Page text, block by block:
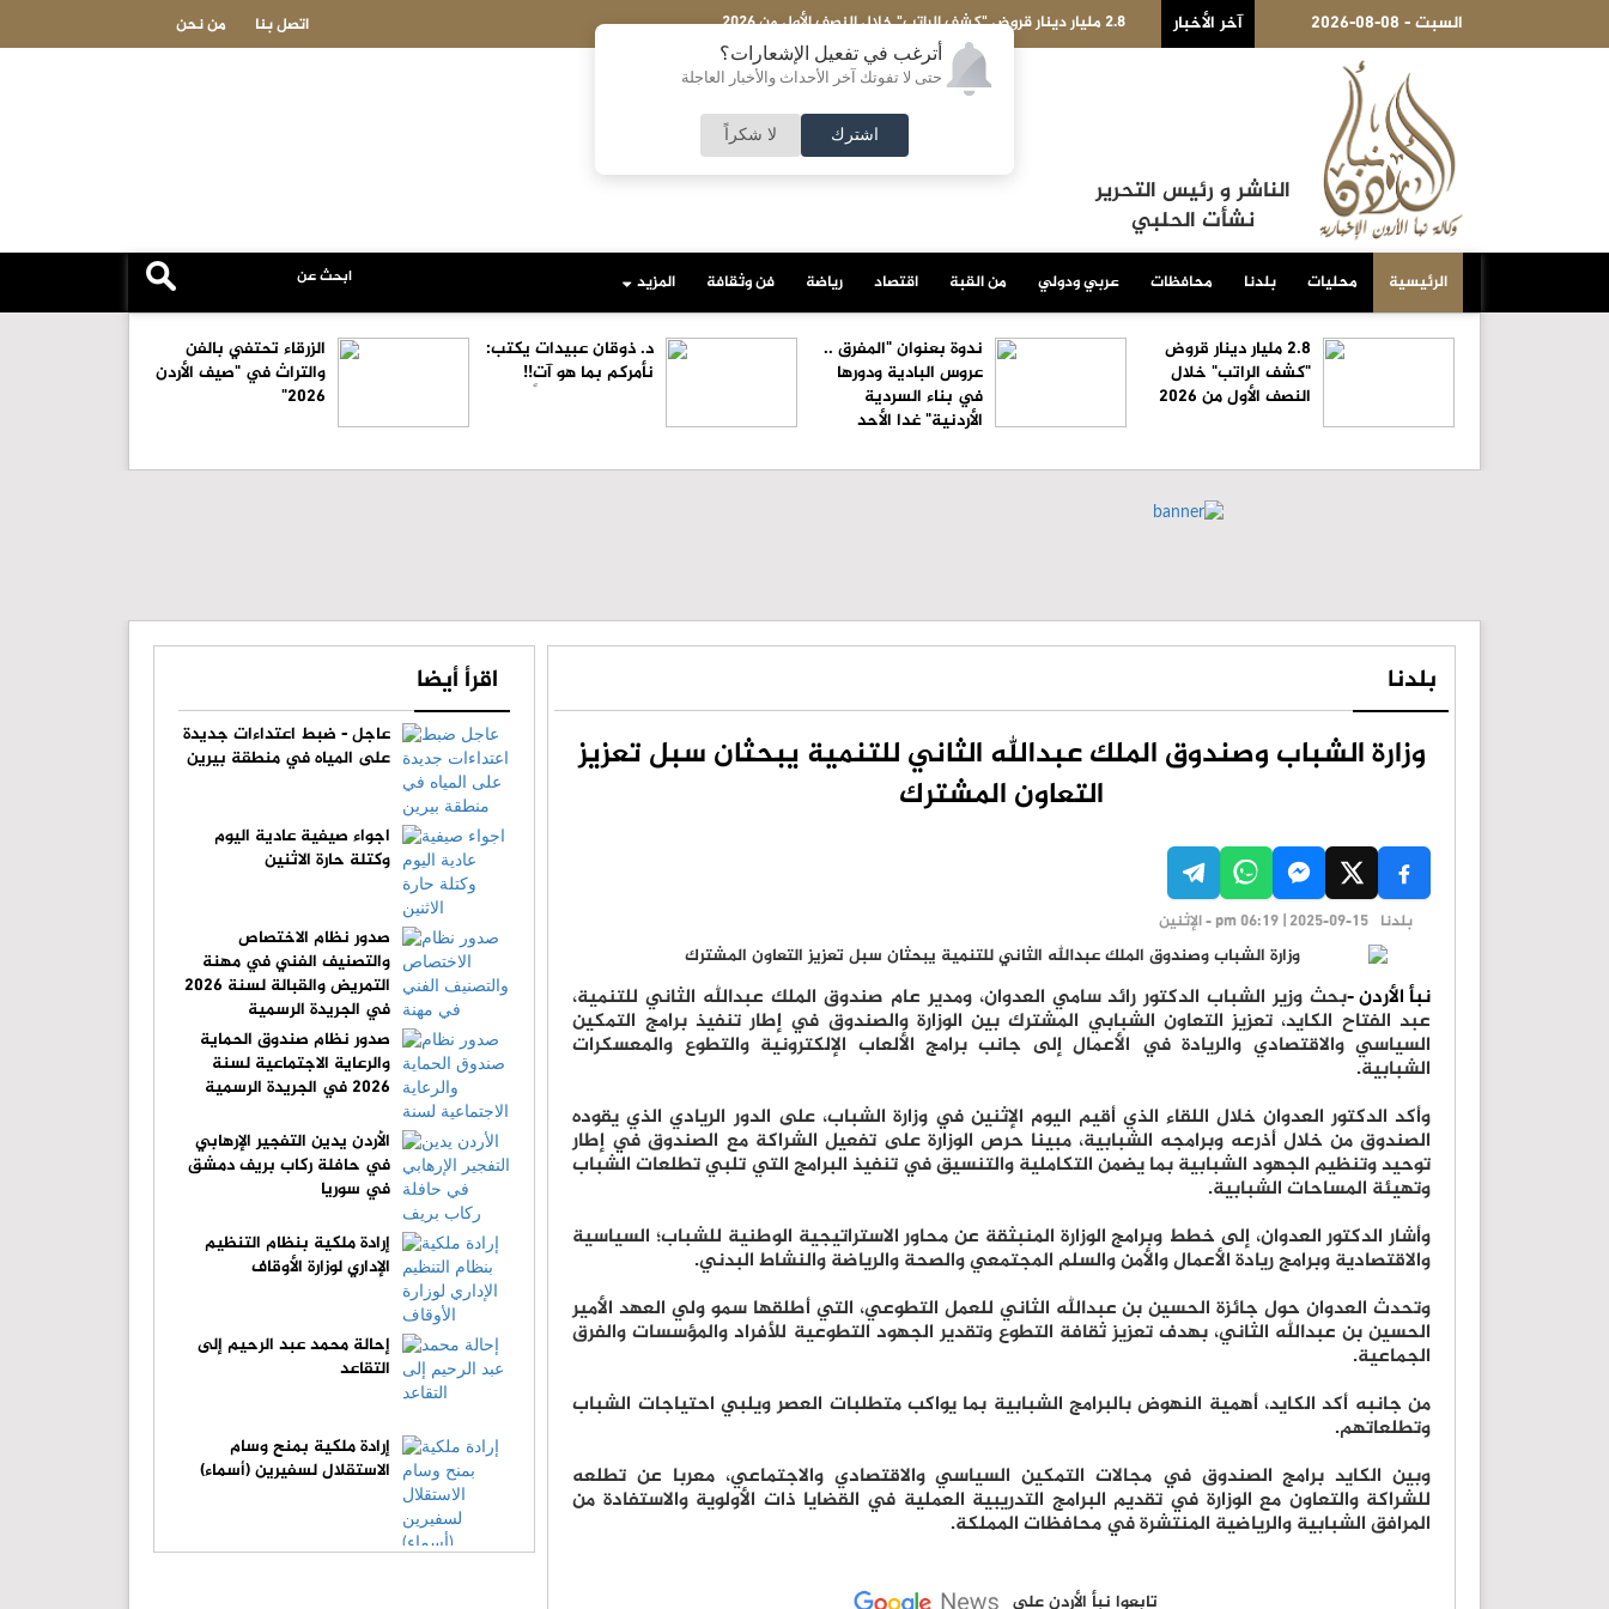
أترغب في تفعيل الإشعارات؟
حتى لا تفوتك آخر الأحداث والأخبار العاجلة
اشترك لا شكراً
2026-08-08 - السبت آخر الأخبار الإعصار دولفين يضرب أوكيناوا باليابان والصين تستعد لوصوله ندوة بعنوان "المفرق .. عروس البادية ودورها
من نحن اتصل بنا
الناشر و رئيس التحرير
نشأت الحلبي
الرئيسية محليات بلدنا محافظات عربي ودولي من القبة اقتصاد رياضة فن وثقافة المزيد
2.8 مليار دينار قروض
"كشف الراتب" خلال
النصف الأول من 2026
ندوة بعنوان "المفرق ..
عروس البادية ودورها
في بناء السردية
الأردنية" غدا الأحد
د. ذوقان عبيدات يكتب:
نأمركم بما هو آتٍ!!
الزرقاء تحتفي بالفن
والتراث في "صيف الأردن
2026"
بلدنا
وزارة الشباب وصندوق الملك عبدالله الثاني للتنمية يبحثان سبل تعزيز
التعاون المشترك
بلدنا pm 06:19 | 2025-09-15 - الإثنين
نبأ الأردن -بحث وزير الشباب الدكتور رائد سامي العدوان، ومدير عام صندوق الملك عبدالله الثاني للتنمية،
عبد الفتاح الكايد، تعزيز التعاون الشبابي المشترك بين الوزارة والصندوق في إطار تنفيذ برامج التمكين
السياسي والاقتصادي والريادة في الأعمال إلى جانب برامج الألعاب الإلكترونية والتطوع والمعسكرات
الشبابية.
وأكد الدكتور العدوان خلال اللقاء الذي أقيم اليوم الإثنين في وزارة الشباب، على الدور الريادي الذي يقوده
الصندوق من خلال أذرعه وبرامجه الشبابية، مبينا حرص الوزارة على تفعيل الشراكة مع الصندوق في إطار
توحيد وتنظيم الجهود الشبابية بما يضمن التكاملية والتنسيق في تنفيذ البرامج التي تلبي تطلعات الشباب
وتهيئة المساحات الشبابية.
وأشار الدكتور العدوان، إلى خطط وبرامج الوزارة المنبثقة عن محاور الاستراتيجية الوطنية للشباب؛ السياسية
والاقتصادية وبرامج ريادة الأعمال والأمن والسلم المجتمعي والصحة والرياضة والنشاط البدني.
وتحدث العدوان حول جائزة الحسين بن عبدالله الثاني للعمل التطوعي، التي أطلقها سمو ولي العهد الأمير
الحسين بن عبدالله الثاني، بهدف تعزيز ثقافة التطوع وتقدير الجهود التطوعية للأفراد والمؤسسات والفرق
الجماعية.
من جانبه أكد الكايد، أهمية النهوض بالبرامج الشبابية بما يواكب متطلبات العصر ويلبي احتياجات الشباب
وتطلعاتهم.
وبين الكايد برامج الصندوق في مجالات التمكين السياسي والاقتصادي والاجتماعي، معربا عن تطلعه
للشراكة والتعاون مع الوزارة في تقديم البرامج التدريبية العملية في القضايا ذات الأولوية والاستفادة من
المرافق الشبابية والرياضية المنتشرة في محافظات المملكة.
تابعوا نبأ الأردن على
اقرأ أيضا
عاجل - ضبط اعتداءات جديدة
على المياه في منطقة بيرين
اجواء صيفية عادية اليوم
وكتلة حارة الاثنين
صدور نظام الاختصاص
والتصنيف الفني في مهنة
التمريض والقبالة لسنة 2026
في الجريدة الرسمية
صدور نظام صندوق الحماية
والرعاية الاجتماعية لسنة
2026 في الجريدة الرسمية
الأردن يدين التفجير الإرهابي
في حافلة ركاب بريف دمشق
في سوريا
إرادة ملكية بنظام التنظيم
الإداري لوزارة الأوقاف
إحالة محمد عبد الرحيم إلى
التقاعد
إرادة ملكية بمنح وسام
الاستقلال لسفيرين (أسماء)